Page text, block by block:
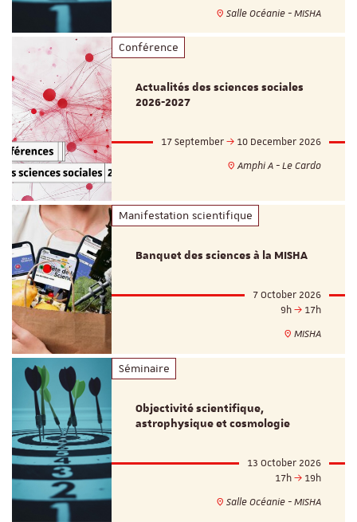
Salle Océanie - MISHA
Conférence
Actualités des sciences sociales
2026-2027
17 September
10 December 2026
Amphi A - Le Cardo
Manifestation scientifique
Banquet des sciences à la MISHA
7 October 2026
9h
17h
MISHA
Séminaire
Objectivité scientifique,
astrophysique et cosmologie
13 October 2026
17h
19h
Salle Océanie - MISHA